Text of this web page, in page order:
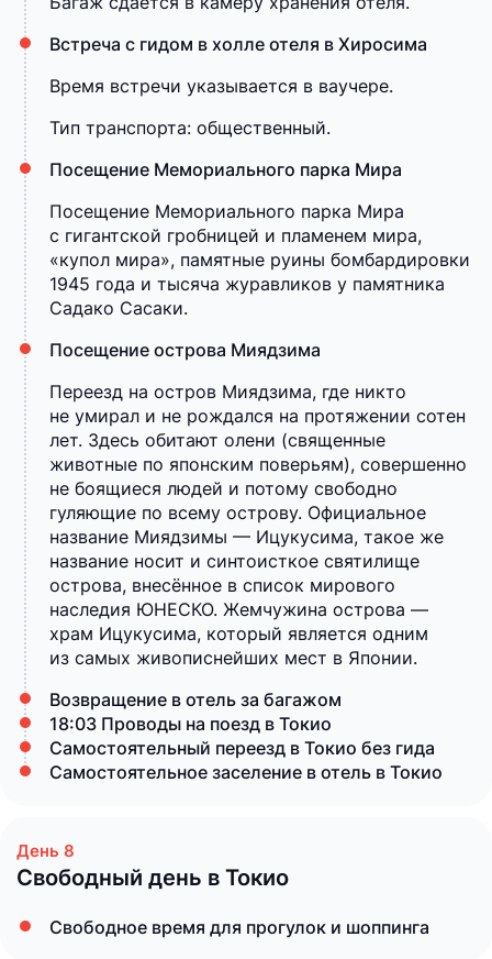
Встреча с гидом в холле отеля в Хиросима
Время встречи указывается в ваучере.
Тип транспорта: общественный.
Посещение Мемориального парка Мира
Посещение Мемориального парка Мира
с гигантской гробницей и пламенем мира,
«купол мира», памятные руины бомбардировки
1945 года и тысяча журавликов у памятника
Садако Сасаки.
Посещение острова Миядзима
Переезд на остров Миядзима, где никто
не умирал и не рождался на протяжении сотен
лет. Здесь обитают олени (священные
животные по японским поверьям), совершенно
не боящиеся людей и потому свободно
гуляющие по всему острову. Официальное
название Миядзимы — Ицукусима, такое же
название носит и синтоисткое святилище
острова, внесённое в список мирового
наследия ЮНЕСКО. Жемчужина острова —
храм Ицукусима, который является одним
из самых живописнейших мест в Японии.
Возвращение в отель за багажом
18:03 Проводы на поезд в Токио
Самостоятельный переезд в Токио без гида
Самостоятельное заселение в отель в Токио
Свободный день в Токио
Свободное время для прогулок и шоппинга